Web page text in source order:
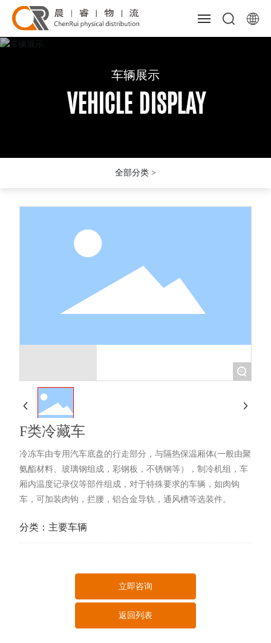
车辆展示
VEHICLE DISPLAY
车辆展示
VEHICLE DISPLAY
车辆展示
VEHICLE DISPLAY
全部分类 >
+
F类冷藏车
冷冻车由专用汽车底盘的行走部分，与隔热保温厢体(一般由聚
氨酯材料、玻璃钢组成，彩钢板，不锈钢等），制冷机组，车
厢内温度记录仪等部件组成，对于特殊要求的车辆，如肉钩
车，可加装肉钩，拦腰，铝合金导轨，通风槽等选装件。
分类： 主要车辆
立即咨询
返回列表